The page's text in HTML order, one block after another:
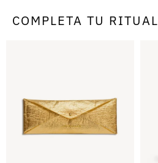
COMPLETA TU RITUAL